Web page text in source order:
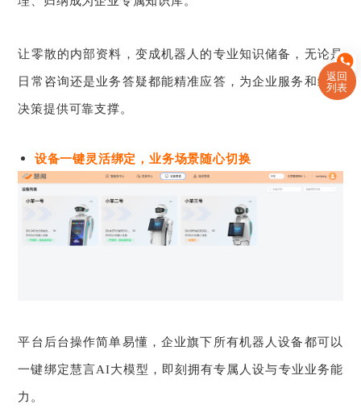
让零散的内部资料，变成机器人的专业知识储备，无论是
日常咨询还是业务答疑都能精准应答，为企业服务和经营
决策提供可靠支撑。
设备一键灵活绑定，业务场景随心切换
平台后台操作简单易懂，企业旗下所有机器人设备都可以
一键绑定慧言AI大模型，即刻拥有专属人设与专业业务能
力。
返回
列表